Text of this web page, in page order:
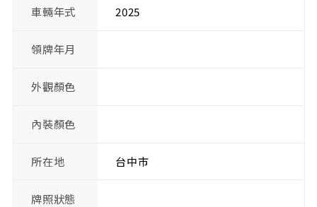
車輛年式 2025
領牌年月
外觀顏色
內裝顏色
所在地 台中市
牌照狀態